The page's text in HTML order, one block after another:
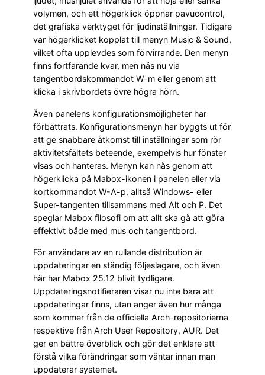
volymen, och ett högerklick öppnar pavucontrol,
det grafiska verktyget för ljudinställningar. Tidigare
var högerklicket kopplat till menyn Music & Sound,
vilket ofta upplevdes som förvirrande. Den menyn
finns fortfarande kvar, men nås nu via
tangentbordskommandot W-m eller genom att
klicka i skrivbordets övre högra hörn.
Även panelens konfigurationsmöjligheter har
förbättrats. Konfigurationsmenyn har byggts ut för
att ge snabbare åtkomst till inställningar som rör
aktivitetsfältets beteende, exempelvis hur fönster
visas och hanteras. Menyn kan nås genom att
högerklicka på Mabox-ikonen i panelen eller via
kortkommandot W-A-p, alltså Windows- eller
Super-tangenten tillsammans med Alt och P. Det
speglar Mabox filosofi om att allt ska gå att göra
effektivt både med mus och tangentbord.
För användare av en rullande distribution är
uppdateringar en ständig följeslagare, och även
här har Mabox 25.12 blivit tydligare.
Uppdateringsnotifieraren visar nu inte bara att
uppdateringar finns, utan anger även hur många
som kommer från de officiella Arch-repositorierna
respektive från Arch User Repository, AUR. Det
ger en bättre överblick och gör det enklare att
förstå vilka förändringar som väntar innan man
uppdaterar systemet.